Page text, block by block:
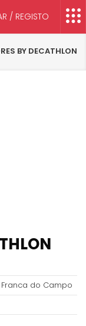
/ REGISTO
BY DECATHLON
do Campo